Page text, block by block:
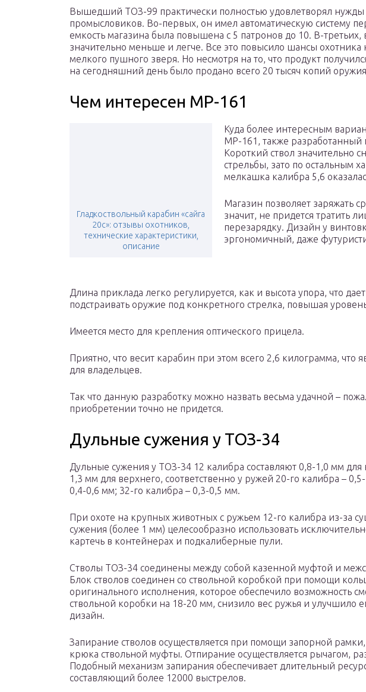
Вышедший ТОЗ-99 практически полностью удовлетворял нужды
промысловиков. Во-первых, он имел автоматическую систему
емкость магазина была повышена с 5 патронов до 10. В-третьих,
значительно меньше и легче. Все это повысило шансы
мелкого пушного зверя. Но несмотря на то, что продукт
на сегодняшний день было продано всего 20 тысяч копий
Чем интересен МР-161
Гладкоствольный карабин «сайга
20с»: отзывы охотников,
технические характеристики,
описание
Куда более интересным
МР-161, также разработанный
Короткий ствол значительно
стрельбы, зато по остальным
мелкашка калибра 5,6
Магазин позволяет заряжать
значит, не придется тратить
перезарядку. Дизайн у
эргономичный, даже
Длина приклада легко регулируется, как и высота упора, что
подстраивать оружие под конкретного стрелка, повышая
Имеется место для крепления оптического прицела.
Приятно, что весит карабин при этом всего 2,6 килограмма, что
для владельцев.
Так что данную разработку можно назвать весьма удачной –
приобретении точно не придется.
Дульные сужения у ТОЗ-34
Дульные сужения у ТОЗ-34 12 калибра составляют 0,8-1,0 мм для
1,3 мм для верхнего, соответственно у ружей 20-го калибра –
0,4-0,6 мм; 32-го калибра – 0,3-0,5 мм.
При охоте на крупных животных с ружьем 12-го калибра из-за
сужения (более 1 мм) целесообразно использовать
картечь в контейнерах и подкалиберные пули.
Стволы ТОЗ-34 соединены между собой казенной муфтой и
Блок стволов соединен со ствольной коробкой при помощи
оригинального исполнения, которое обеспечило возможность
ствольной коробки на 18-20 мм, снизило вес ружья и улучшило
дизайн.
Запирание стволов осуществляется при помощи запорной
крюка ствольной муфты. Отпирание осуществляется рычагом,
Подобный механизм запирания обеспечивает длительный
составляющий более 12000 выстрелов.